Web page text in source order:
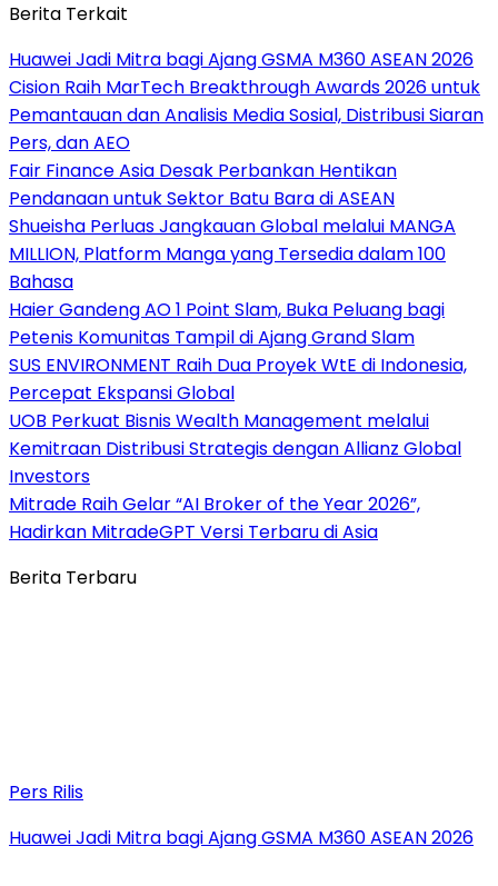
Berita Terkait
Huawei Jadi Mitra bagi Ajang GSMA M360 ASEAN 2026
Cision Raih MarTech Breakthrough Awards 2026 untuk
Pemantauan dan Analisis Media Sosial, Distribusi Siaran
Pers, dan AEO
Fair Finance Asia Desak Perbankan Hentikan
Pendanaan untuk Sektor Batu Bara di ASEAN
Shueisha Perluas Jangkauan Global melalui MANGA
MILLION, Platform Manga yang Tersedia dalam 100
Bahasa
Haier Gandeng AO 1 Point Slam, Buka Peluang bagi
Petenis Komunitas Tampil di Ajang Grand Slam
SUS ENVIRONMENT Raih Dua Proyek WtE di Indonesia,
Percepat Ekspansi Global
UOB Perkuat Bisnis Wealth Management melalui
Kemitraan Distribusi Strategis dengan Allianz Global
Investors
Mitrade Raih Gelar “AI Broker of the Year 2026”,
Hadirkan MitradeGPT Versi Terbaru di Asia
Berita Terbaru
Pers Rilis
Huawei Jadi Mitra bagi Ajang GSMA M360 ASEAN 2026